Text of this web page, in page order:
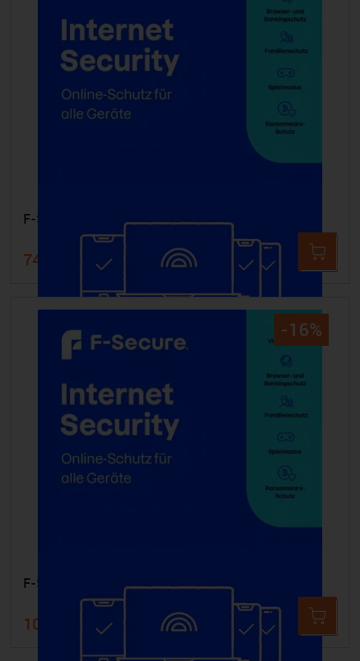
F-SECURE Internet Security - 1 Gerät 2 Jahre
74,99 € 89,99 €
-16%
F-SECURE Internet Security - 3 Geräte 2 Jahre
104,99 € 124,99 €